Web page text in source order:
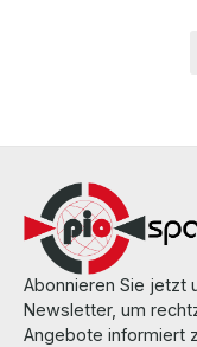
Abonnieren Sie jetzt
Newsletter, um
Angebote informiert